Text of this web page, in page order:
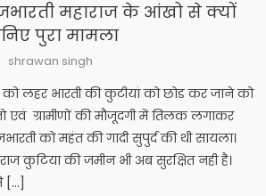
महाराज के आंखो से क्यों
पुरा मामला
Author
shrawan singh
को लहर भारती की कुटीयां को छोड कर जाने को
एवं ग्रामीणों की मौजूदगी में तिलक लगाकर
को महंत की गादी सुपुर्द की थी सायला।
कुटिया की जमीन भी अब सुरक्षित नही है।
[…]